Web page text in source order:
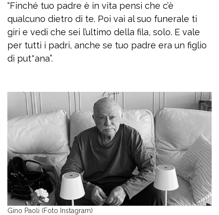
“Finché tuo padre è in vita pensi che c’è
qualcuno dietro di te. Poi vai al suo funerale ti
giri e vedi che sei l’ultimo della fila, solo. E vale
per tutti i padri, anche se tuo padre era un figlio
di put*ana”.
Gino Paoli (Foto Instagram)